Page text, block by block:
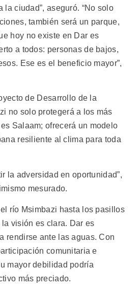
la ciudad”, aseguró. “No solo
también será un parque,
hoy no existe en Dar es
a todos: personas de bajos,
Ese es el beneficio mayor”,
de Desarrollo de la
no solo protegerá a los más
Salaam; ofrecerá un modelo
resiliente al clima para toda
la adversidad en oportunidad”,
mesurado.
río Msimbazi hasta los pasillos
visión es clara. Dar es
rendirse ante las aguas. Con
comunitaria e
mayor debilidad podría
más preciado.